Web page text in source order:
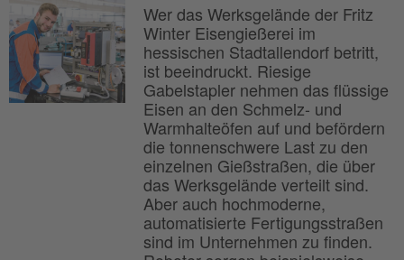
Wer das Werksgelände der Fritz
Winter Eisengießerei im
hessischen Stadtallendorf betritt,
ist beeindruckt. Riesige
Gabelstapler nehmen das flüssige
Eisen an den Schmelz- und
Warmhalteöfen auf und befördern
die tonnenschwere Last zu den
einzelnen Gießstraßen, die über
das Werksgelände verteilt sind.
Aber auch hochmoderne,
automatisierte Fertigungsstraßen
sind im Unternehmen zu finden.